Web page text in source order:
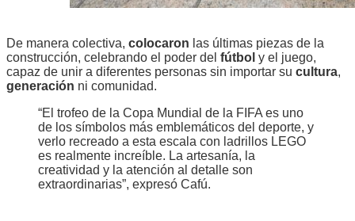
De manera colectiva, colocaron las últimas piezas de la
construcción, celebrando el poder del fútbol y el juego,
capaz de unir a diferentes personas sin importar su cultura,
generación ni comunidad.
“El trofeo de la Copa Mundial de la FIFA es uno
de los símbolos más emblemáticos del deporte, y
verlo recreado a esta escala con ladrillos LEGO
es realmente increíble. La artesanía, la
creatividad y la atención al detalle son
extraordinarias”, expresó Cafú.